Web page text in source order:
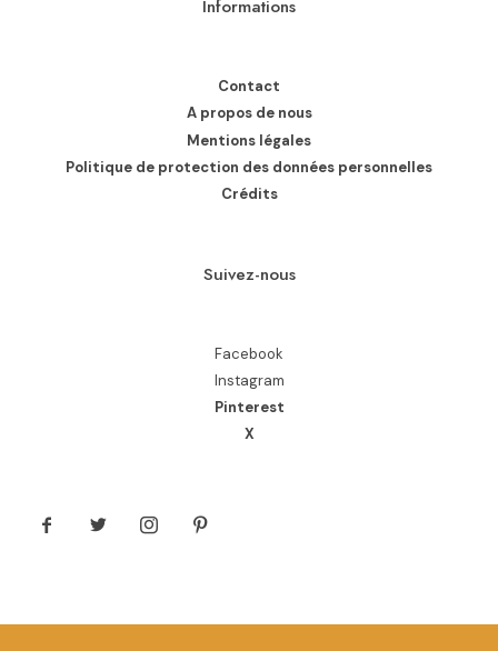
Informations
Contact
A propos de nous
Mentions légales
Politique de protection des données personnelles
Crédits
Suivez-nous
Facebook
Instagram
Pinterest
X